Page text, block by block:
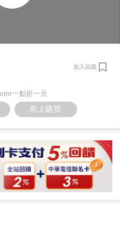
加入追蹤
一點折一元
馬上購買